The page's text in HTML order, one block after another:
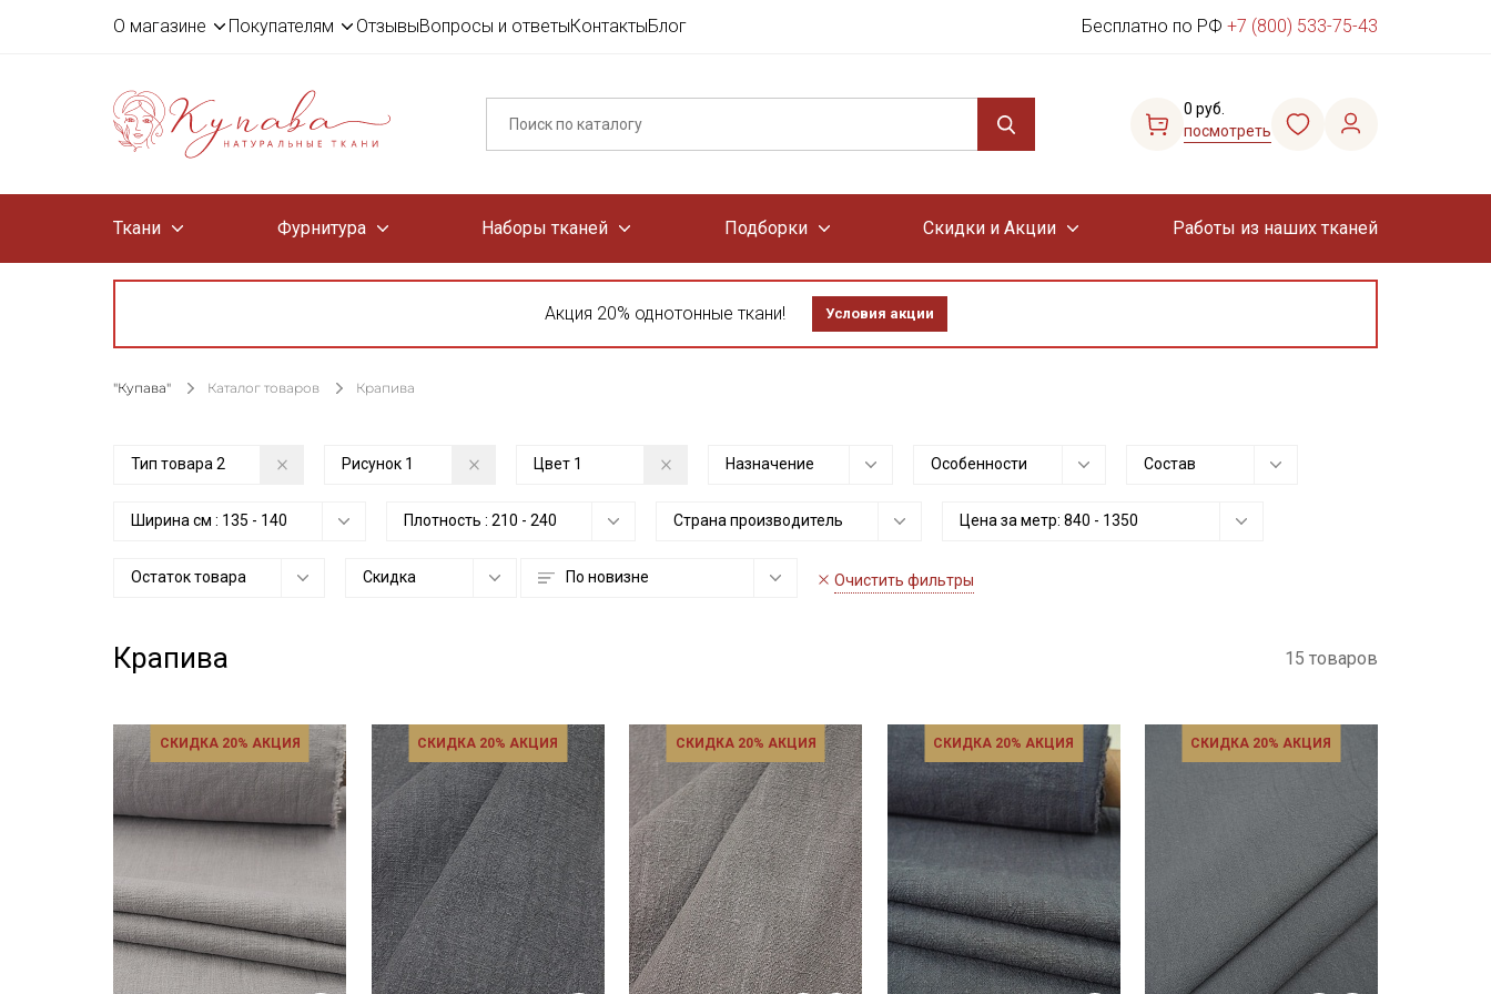
О магазине Покупателям ОтзывыВопросы и ответыКонтактыБлог Бесплатно по РФ +7 (800) 533-75-43
0 руб.
посмотреть
Ткани Фурнитура Наборы тканей Подборки Скидки и Акции Работы из наших тканей
Акция 20% однотонные ткани! Условия акции
"Купава" Каталог товаров Крапива
Тип товара 2 Рисунок 1 Цвет 1 Назначение Особенности Состав
Ширина см : 135 - 140 Плотность : 210 - 240 Страна производитель Цена за метр: 840 - 1350
Остаток товара Скидка По новизне Очистить фильтры
Крапива 15 товаров
СКИДКА 20% АКЦИЯ СКИДКА 20% АКЦИЯ СКИДКА 20% АКЦИЯ СКИДКА 20% АКЦИЯ СКИДКА 20% АКЦИЯ